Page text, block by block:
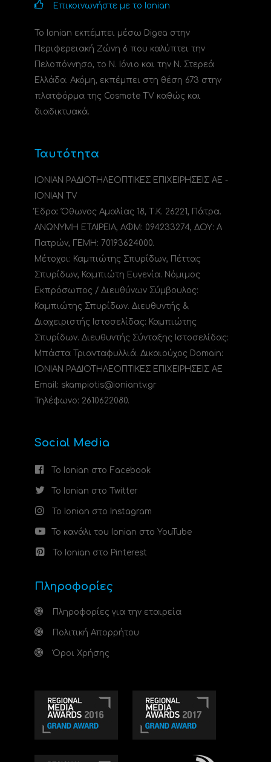
Επικοινωνήστε με το Ionian
Το Ionian εκπέμπει μέσω Digea στην
Περιφερειακή Ζώνη 6 που καλύπτει την
Πελοπόννησο, το N. Ιόνιο και την Ν. Στερεά
Ελλάδα. Ακόμη, εκπέμπει στη θέση 673 στην
πλατφόρμα της Cosmote TV καθώς και
διαδικτυακά.
Ταυτότητα
ΙΟΝΙΑΝ ΡΑΔΙΟΤΗΛΕΟΠΤΙΚΕΣ ΕΠΙΧΕΙΡΗΣΕΙΣ ΑΕ -
IONIAN TV
Έδρα: Όθωνος Αμαλίας 18, Τ.Κ. 26221, Πάτρα.
ΑΝΩΝΥΜΗ ΕΤΑΙΡΕΙΑ, ΑΦΜ: 094233274, ΔΟΥ: A
Πατρών, ΓΕΜΗ: 70193624000.
Μέτοχοι: Καμπιώτης Σπυρίδων, Πέττας
Σπυρίδων, Καμπιώτη Ευγενία. Νόμιμος
Εκπρόσωπος / Διευθύνων Σύμβουλος:
Καμπιώτης Σπυρίδων. Διευθυντής &
Διαχειριστής Ιστοσελίδας: Καμπιώτης
Σπυρίδων. Διευθυντής Σύνταξης Ιστοσελίδας:
Μπάστα Τριανταφυλλιά. Δικαιούχος Domain:
ΙΟΝΙΑΝ ΡΑΔΙΟΤΗΛΕΟΠΤΙΚΕΣ ΕΠΙΧΕΙΡΗΣΕΙΣ ΑΕ
Email: skampiotis@ioniantv.gr
Τηλέφωνο: 2610622080.
Social Media
Το Ionian στο Facebook
Το Ionian στο Twitter
Το Ionian στο Instagram
Το κανάλι του Ionian στο YouTube
Το Ionian στο Pinterest
Πληροφορίες
Πληροφορίες για την εταιρεία
Πολιτική Απορρήτου
Όροι Χρήσης